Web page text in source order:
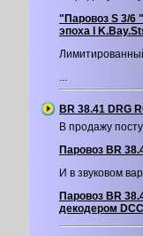
"Паровоз S 3/6
эпоха I
...
BR 38.41 DRG
В продажу
Паровоз BR
И в звуковом
Паровоз BR
декодером